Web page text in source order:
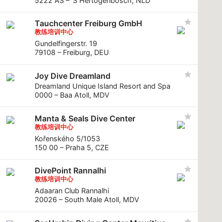
Tauchcenter Freiburg GmbH
教练培训中心
Gundelfingerstr. 19
79108 – Freiburg, DEU
Joy Dive Dreamland
Dreamland Unique Island Resort and Spa
0000 – Baa Atoll, MDV
Manta & Seals Dive Center
教练培训中心
Kořenského 5/1053
150 00 – Praha 5, CZE
DivePoint Rannalhi
教练培训中心
Adaaran Club Rannalhi
20026 – South Male Atoll, MDV